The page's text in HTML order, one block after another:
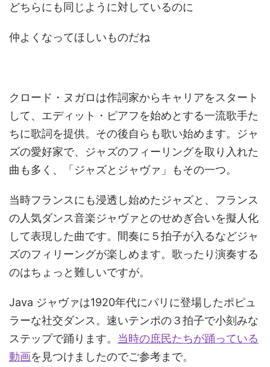
どちらにも同じように対しているのに
仲よくなってほしいものだね
クロード・ヌガロは作詞家からキャリアをスタート
して、エディット・ピアフを始めとする一流歌手た
ちに歌詞を提供。その後自らも歌い始めます。ジャ
ズの愛好家で、ジャズのフィーリングを取り入れた
曲も多く、「ジャズとジャヴァ」もその一つ。
当時フランスにも浸透し始めたジャズと、フランス
の人気ダンス音楽ジャヴァとのせめぎ合いを擬人化
して表現した曲です。間奏に５拍子が入るなどジャ
ズのフィリーングが楽しめます。歌ったり演奏する
のはちょっと難しいですが。
Java ジャヴァは1920年代にパリに登場したポピュ
ラーな社交ダンス。速いテンポの３拍子で小刻みな
ステップで踊ります。 当時の庶民たちが踊っている
動画を見つけましたのでご参考まで。